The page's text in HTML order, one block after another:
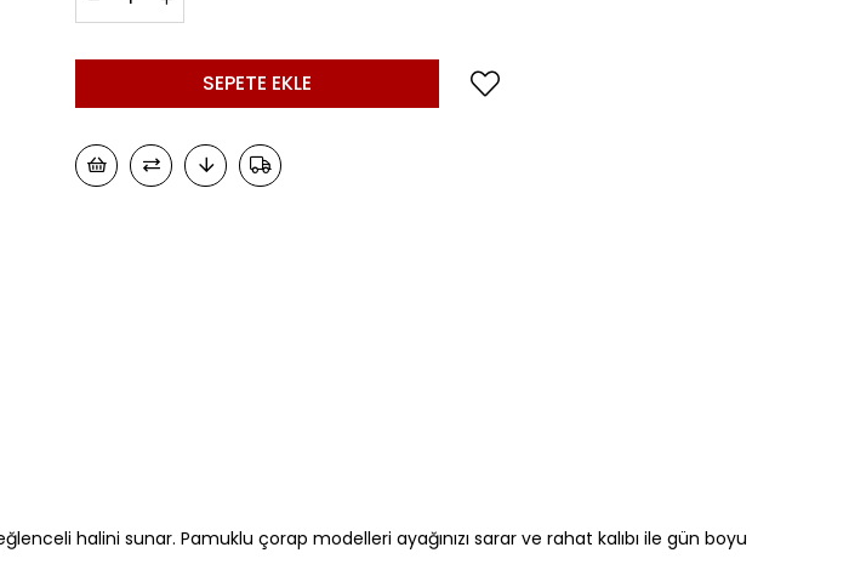
halini sunar. Pamuklu çorap modelleri ayağınızı sarar ve rahat kalıbı ile gün boyu